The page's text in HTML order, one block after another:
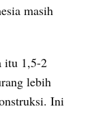
masih
itu 1,5-2
lebih
Ini